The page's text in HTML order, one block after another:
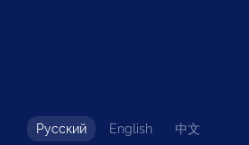
Русский English 中文